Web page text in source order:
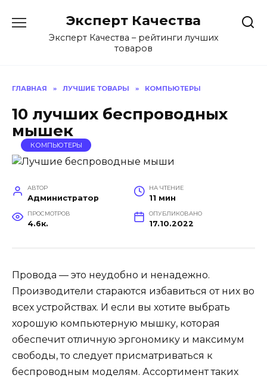
содержанию
Эксперт Качества
Эксперт Качества – рейтинги лучших
товаров
ГЛАВНАЯ » ЛУЧШИЕ ТОВАРЫ » КОМПЬЮТЕРЫ
10 лучших беспроводных
мышек
КОМПЬЮТЕРЫ
АВТОР
Администратор
НА ЧТЕНИЕ
11 мин
ПРОСМОТРОВ
4.6к.
ОПУБЛИКОВАНО
17.10.2022
Провода — это неудобно и ненадежно.
Производители стараются избавиться от них во
всех устройствах. И если вы хотите выбрать
хорошую компьютерную мышку, которая
обеспечит отличную эргономику и максимум
свободы, то следует присматриваться к
беспроводным моделям. Ассортимент таких